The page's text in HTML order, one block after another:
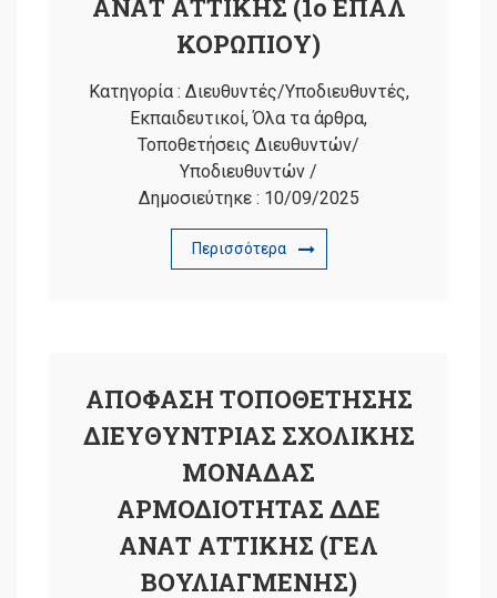
ΑΝΑΤ ΑΤΤΙΚΗΣ (1ο ΕΠΑΛ
ΚΟΡΩΠΙΟΥ)
Κατηγορία : Διευθυντές/Υποδιευθυντές,
Εκπαιδευτικοί,Όλα τα άρθρα,
Τοποθετήσεις Διευθυντών/
Υποδιευθυντών /
Δημοσιεύτηκε : 10/09/2025
Περισσότερα
ΑΠΟΦΑΣΗ ΤΟΠΟΘΕΤΗΣΗΣ
ΔΙΕΥΘΥΝΤΡΙΑΣ ΣΧΟΛΙΚΗΣ
ΜΟΝΑΔΑΣ
ΑΡΜΟΔΙΟΤΗΤΑΣ ΔΔΕ
ΑΝΑΤ ΑΤΤΙΚΗΣ (ΓΕΛ
ΒΟΥΛΙΑΓΜΕΝΗΣ)